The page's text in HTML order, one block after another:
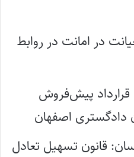
در امانت در روابط
پیش‌فروش
دادگستری اصفهان
قانون تسهیل تعادل